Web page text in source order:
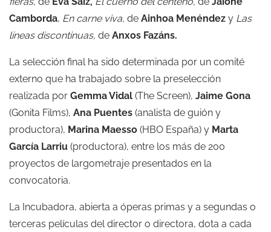
Camborda, En carne viva, de Ainhoa Menéndez y Las
líneas discontinuas, de Anxos Fazáns.
La selección final ha sido determinada por un comité
externo que ha trabajado sobre la preselección
realizada por Gemma Vidal (The Screen), Jaime Gona
(Gonita Films), Ana Puentes (analista de guión y
productora), Marina Maesso (HBO España) y Marta
García Larriu (productora), entre los más de 200
proyectos de largometraje presentados en la
convocatoria.
La Incubadora, abierta a óperas primas y a segundas o
terceras películas del director o directora, dota a cada